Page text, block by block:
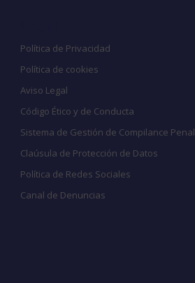
Política de Privacidad
Política de cookies
Aviso Legal
Código Ético y de Conducta
Sistema de Gestión de Compilance Penal
Claúsula de Protección de Datos
Política de Redes Sociales
Canal de Denuncias